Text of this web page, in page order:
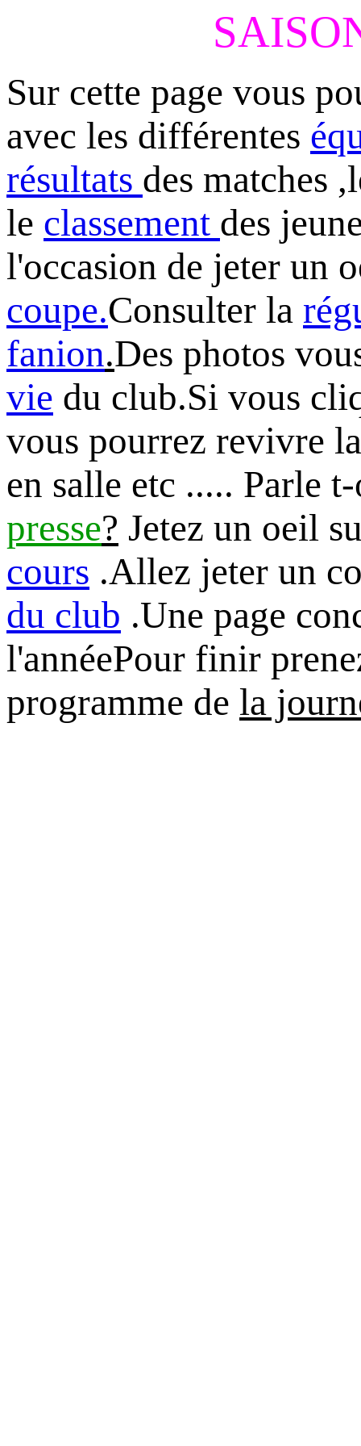
Sur cette page vous
avec les différentes
résultats des matches
le classement des
l'occasion de jeter un
coupe.Consulter la
fanion.Des photos
vie du club.Si vous
vous pourrez revivre
en salle etc ..... Parle
presse? Jetez un oeil
cours .Allez jeter un
du club .Une page
l'annéePour finir
programme de la